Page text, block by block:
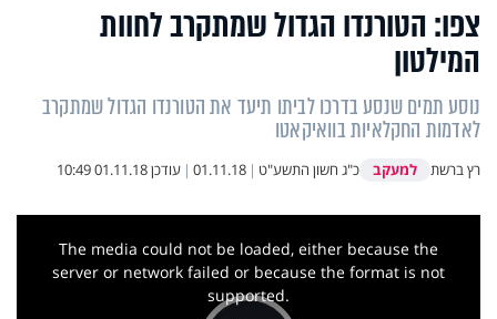
צפו: הטורנדו הגדול שמתקרב לחוות
המילטון
נוסע תמים שנסע בדרכו לביתו תיעד את הטורנדו הגדול שמתקרב
לאדמות החקלאיות בוואיקאטו
רץ ברשת למעקב כ"ג חשון התשע"ט |
01.11.18
| עודכן01.11.18 10:49
This
The media could not be loaded, either because the
server or network failed or because the format is not
supported.